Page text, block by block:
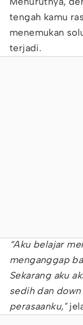
tengah kamu
menemukan
terjadi.
“Aku belajar
menganggap
Sekarang aku
sedih dan
perasaanku,"